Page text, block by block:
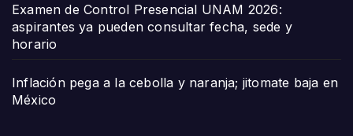
Examen de Control Presencial UNAM 2026:
aspirantes ya pueden consultar fecha, sede y
horario
Inflación pega a la cebolla y naranja; jitomate baja en
México